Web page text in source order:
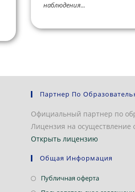
наблюдения...
Партнер По
Официальный партнер по
Лицензия на осуществление
Открыть лицензию
Общая Информация
Публичная офертаОткроется
в